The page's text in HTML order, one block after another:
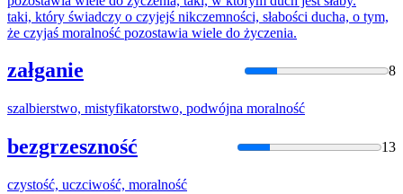
taki, który świadczy o czyjejś nikczemności, słabości ducha, o tym,
że czyjaś moralność pozostawia wiele do życzenia.
załganie 8
szalbierstwo, mistyfikatorstwo, podwójna moralność
bezgrzeszność 13
czystość, uczciwość, moralność